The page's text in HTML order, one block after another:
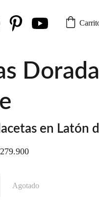
en Latón
Agotado